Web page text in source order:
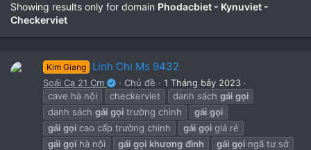
Showing results only for domain Phodacbiet - Kynuviet -
Checkerviet
Kim Giang Linh Chi Ms 9432
Soái Ca 21 Cm Chủ đề
1 Tháng bảy 2023
cave hà nội
checkerviet danh sách gái gọi
danh sách gái gọi trường chinh gái gọi
gái gọi cao cấp trường chinh gái gọi giá rẻ
gái gọi hà nội gái gọi khương đình gái gọi ngã tư sở